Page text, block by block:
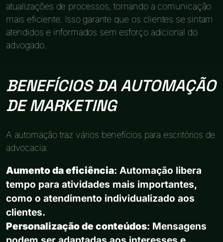
atualizações de processos, tornando a comunicação
mais eficiente. Isso garante que os clientes se sintam
atendidos e informados sem esforço adicional do
advogado.
BENEFÍCIOS DA AUTOMAÇÃO
DE MARKETING
A automação traz vários benefícios para escritórios de
advocacia:
Aumento da eficiência: Automação libera
tempo para atividades mais importantes,
como o atendimento individualizado aos
clientes.
Personalização de conteúdos: Mensagens